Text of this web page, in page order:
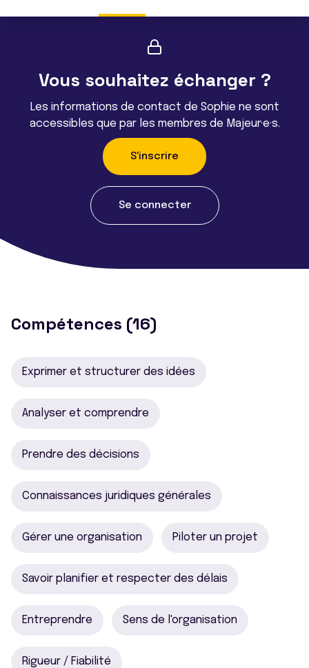
Vous souhaitez échanger ?
Les informations de contact de Sophie ne sont
accessibles que par les membres de Majeur·e·s.
S'inscrire
Se connecter
Compétences (16)
Exprimer et structurer des idées
Analyser et comprendre
Prendre des décisions
Connaissances juridiques générales
Gérer une organisation Piloter un projet
Savoir planifier et respecter des délais
Entreprendre Sens de l'organisation
Rigueur / Fiabilité